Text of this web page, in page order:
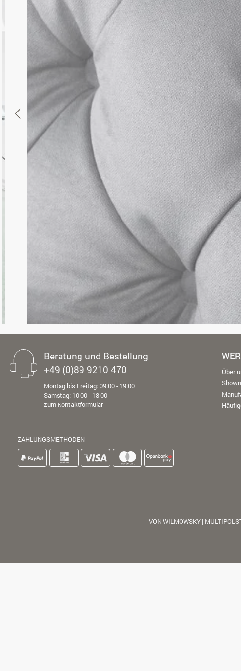
Beratung und Bestellung
+49 (0)89 9210 470
Montag bis Freitag: 09:00 - 19:00
Samstag: 10:00 - 18:00
zum Kontaktformular
ZAHLUNGSMETHODEN
Über
VON WILMOWSKY |